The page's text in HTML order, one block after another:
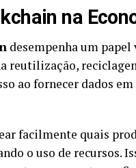
na
desempenha um
reutilização,
ao fornecer dados
facilmente quais
o uso de recursos.